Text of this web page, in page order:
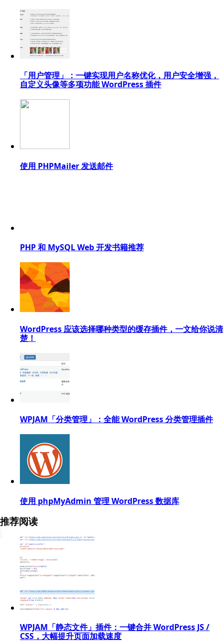
「用户管理」：一键实现用户名称优化，用户安全增强，
自定义头像等多项功能 WordPress 插件
使用 PHPMailer 发送邮件
PHP 和 MySQL Web 开发书籍推荐
WordPress 应该选择哪种类型的缓存插件，一文给你说清
楚！
WPJAM「分类管理」：全能 WordPress 分类管理插件
使用 phpMyAdmin 管理 WordPress 数据库
推荐阅读
WPJAM「静态文件」插件：一键合并 WordPress JS /
CSS，大幅提升页面加载速度